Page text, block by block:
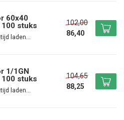
60x40
stuks
102,00
86,40
1/1GN
stuks
104,65
88,25